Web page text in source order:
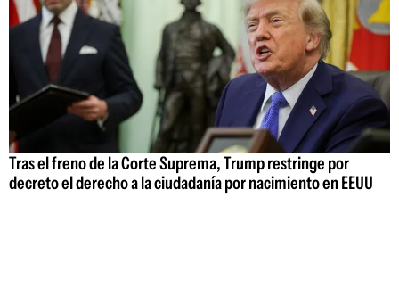
Tras el freno de la Corte Suprema, Trump restringe por
decreto el derecho a la ciudadanía por nacimiento en EEUU